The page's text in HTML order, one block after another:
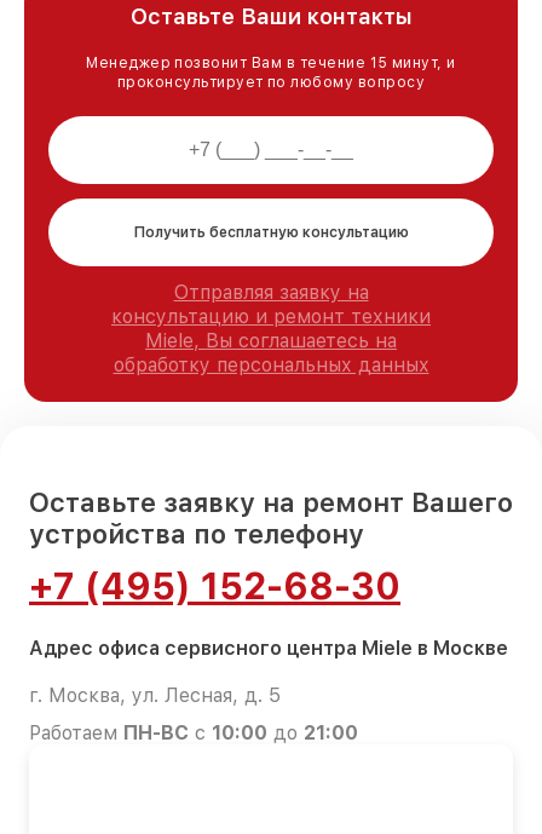
Оставьте Ваши контакты
Менеджер позвонит Вам в течение 15 минут, и
проконсультирует по любому вопросу
Получить бесплатную консультацию
Отправляя заявку на
консультацию и ремонт техники
Miele, Вы соглашаетесь на
обработку персональных данных
Оставьте заявку на ремонт Вашего
устройства по телефону
+7 (495) 152-68-30
Адрес офиса сервисного центра Miele в Москве
г. Москва, ул. Лесная, д. 5
Работаем ПН-ВС с 10:00 до 21:00